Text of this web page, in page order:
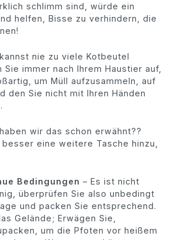
schlimm sind, würde ein
helfen, Bisse zu verhindern, die
nie zu viele Kotbeutel
Sie immer nach Ihrem Haustier auf,
um Müll aufzusammeln, auf
den Sie nicht mit Ihren Händen
wir das schon erwähnt??
eine weitere Tasche hinzu,
Bedingungen – Es ist nicht
überprüfen Sie also unbedingt
und packen Sie entsprechend.
Gelände; Erwägen Sie,
um die Pfoten vor heißem